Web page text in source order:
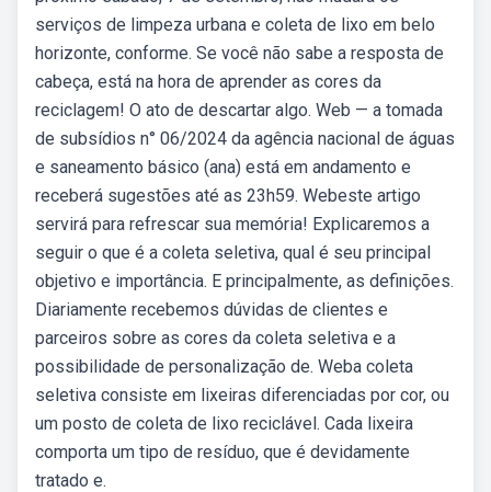
serviços de limpeza urbana e coleta de lixo em belo
horizonte, conforme. Se você não sabe a resposta de
cabeça, está na hora de aprender as cores da
reciclagem! O ato de descartar algo. Web — a tomada
de subsídios n° 06/2024 da agência nacional de águas
e saneamento básico (ana) está em andamento e
receberá sugestões até as 23h59. Webeste artigo
servirá para refrescar sua memória! Explicaremos a
seguir o que é a coleta seletiva, qual é seu principal
objetivo e importância. E principalmente, as definições.
Diariamente recebemos dúvidas de clientes e
parceiros sobre as cores da coleta seletiva e a
possibilidade de personalização de. Weba coleta
seletiva consiste em lixeiras diferenciadas por cor, ou
um posto de coleta de lixo reciclável. Cada lixeira
comporta um tipo de resíduo, que é devidamente
tratado e.